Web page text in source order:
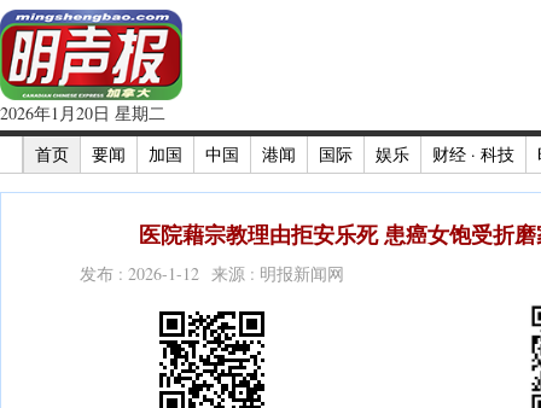
2026年1月20日 星期二
首页
要闻 加国 中国 港闻 国际 娱乐 财经 · 科技
医院藉宗教理由拒安乐死 患癌女饱受折
发布 : 2026-1-12 来源 : 明报新闻网